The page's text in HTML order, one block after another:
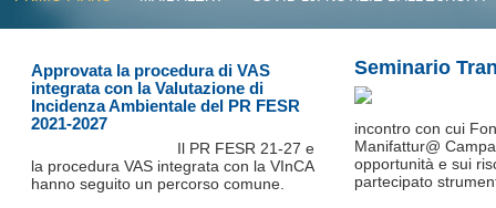
Seminario
incontro con cui
Manifattur@
opportunità e sui
partecipato
Approvata la procedura di VAS
integrata con la Valutazione di
Incidenza Ambientale del PR FESR
2021-2027
Il PR FESR 21‐27 e
la procedura VAS integrata con la VInCA
hanno seguito un percorso comune.